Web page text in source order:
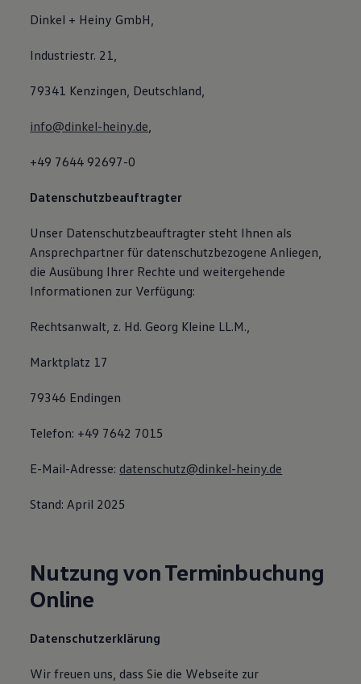
Dinkel + Heiny GmbH,
Industriestr. 21,
79341 Kenzingen, Deutschland,
info@dinkel-heiny.de,
+49 7644 92697-0
Datenschutzbeauftragter
Unser Datenschutzbeauftragter steht Ihnen als
Ansprechpartner für datenschutzbezogene Anliegen,
die Ausübung Ihrer Rechte und weitergehende
Informationen zur Verfügung:
Rechtsanwalt, z. Hd. Georg Kleine LL.M.,
Marktplatz 17
79346 Endingen
Telefon: +49 7642 7015
E-Mail-Adresse: datenschutz@dinkel-heiny.de
Stand: April 2025
Nutzung von Terminbuchung
Online
Datenschutzerklärung
Wir freuen uns, dass Sie die Webseite zur